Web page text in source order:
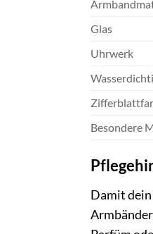
Glas
Uhrwerk
Besondere
Damit dein